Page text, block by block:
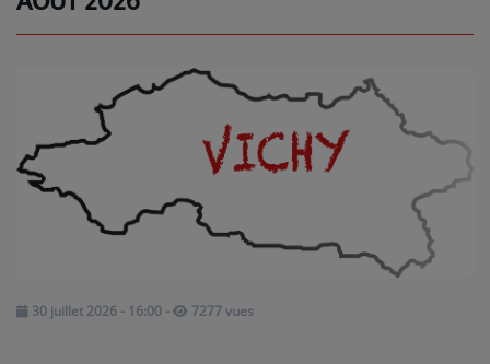
La Radio
EMISSIONS
ARTISTES
30 juillet 2026 - 16:00 - 7277 vues